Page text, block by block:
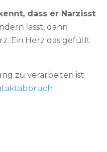
dass er Narzisst
lässt, dann
Ein Herz das gefüllt
zu verarbeiten ist